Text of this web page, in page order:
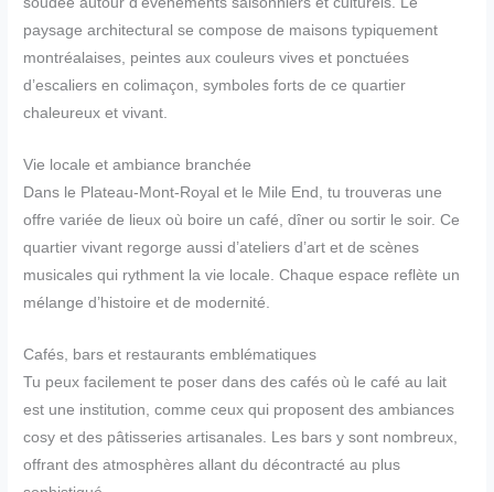
paysage architectural se compose de maisons typiquement
montréalaises, peintes aux couleurs vives et ponctuées
d’escaliers en colimaçon, symboles forts de ce quartier
chaleureux et vivant.
Vie locale et ambiance branchée
Dans le Plateau-Mont-Royal et le Mile End, tu trouveras une
offre variée de lieux où boire un café, dîner ou sortir le soir. Ce
quartier vivant regorge aussi d’ateliers d’art et de scènes
musicales qui rythment la vie locale. Chaque espace reflète un
mélange d’histoire et de modernité.
Cafés, bars et restaurants emblématiques
Tu peux facilement te poser dans des cafés où le café au lait
est une institution, comme ceux qui proposent des ambiances
cosy et des pâtisseries artisanales. Les bars y sont nombreux,
offrant des atmosphères allant du décontracté au plus